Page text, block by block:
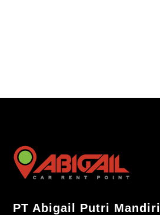
PT Abigail Putri Mandiri